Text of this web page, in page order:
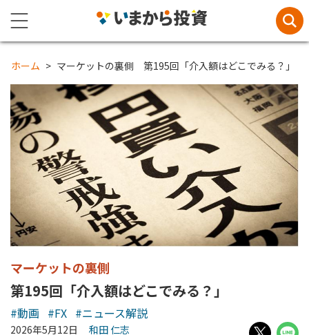
ホーム マーケットの裏側 第195回「介入額はどこでみる？」
マーケットの裏側
第195回「介入額はどこでみる？」
#動画 #FX #ニュース解説
2026年5月12日 和田 仁志